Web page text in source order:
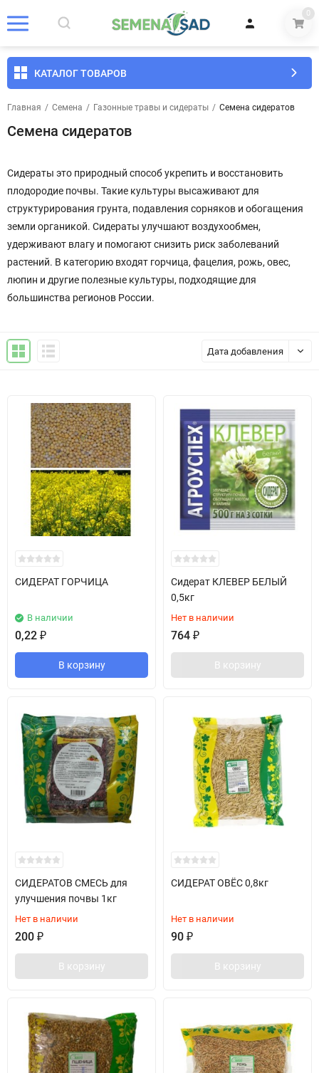
0
КАТАЛОГ ТОВАРОВ
Главная / Семена / Газонные травы и сидераты / Семена сидератов
Семена сидератов
Сидераты это природный способ укрепить и восстановить
плодородие почвы. Такие культуры высаживают для
структурирования грунта, подавления сорняков и обогащения
земли органикой. Сидераты улучшают воздухообмен,
удерживают влагу и помогают снизить риск заболеваний
растений. В категорию входят горчица, фацелия, рожь, овес,
люпин и другие полезные культуры, подходящие для
большинства регионов России.
Дата добавления
СИДЕРАТ ГОРЧИЦА
В наличии
0,22 ₽
В корзину
Сидерат КЛЕВЕР БЕЛЫЙ
0,5кг
Нет в наличии
764 ₽
В корзину
СИДЕРАТОВ СМЕСЬ для
улучшения почвы 1кг
Нет в наличии
200 ₽
В корзину
СИДЕРАТ ОВЁС 0,8кг
Нет в наличии
90 ₽
В корзину